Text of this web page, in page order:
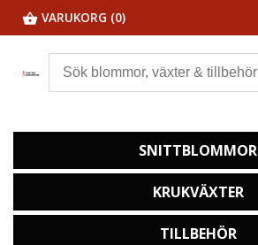
VARUKORG (0)
SNITTBLOMMOR
KRUKVÄXTER
TILLBEHÖR